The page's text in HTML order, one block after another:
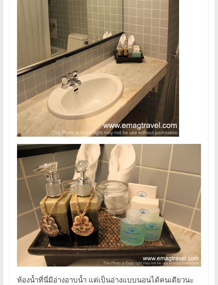
ห้องน้ำที่นี่มีอ่างอาบน้ำ แต่เป็นอ่างแบบนอนได้คนเดียวนะ